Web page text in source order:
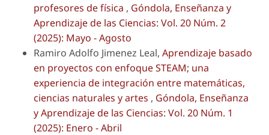
profesores de física , Góndola, Enseñanza y
Aprendizaje de las Ciencias: Vol. 20 Núm. 2
(2025): Mayo - Agosto
Ramiro Adolfo Jimenez Leal, Aprendizaje basado
en proyectos con enfoque STEAM; una
experiencia de integración entre matemáticas,
ciencias naturales y artes , Góndola, Enseñanza
y Aprendizaje de las Ciencias: Vol. 20 Núm. 1
(2025): Enero - Abril